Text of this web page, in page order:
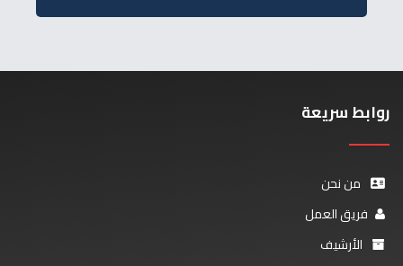
روابط سريعة
من نحن
فريق العمل
الأرشيف